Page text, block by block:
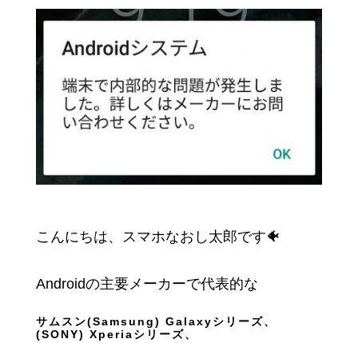
こんにちは、スマホなおし太郎です🐠
Androidの主要メーカーで代表的な
サムスン(Samsung) Galaxyシリーズ、
(SONY) Xperiaシリーズ、